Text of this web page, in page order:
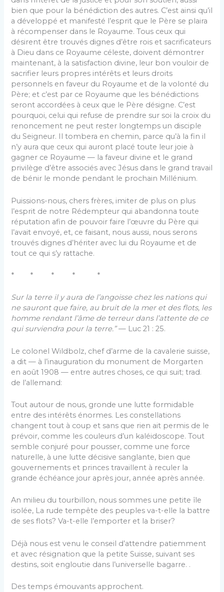
bien que pour la bénédiction des autres. C’est ainsi qu’il
a développé et manifesté l’esprit que le Père se plaira
à récompenser dans le Royaume. Tous ceux qui
désirent être trouvés dignes d’être rois et sacrificateurs
à Dieu dans ce Royaume céleste, doivent démontrer
maintenant, à la satisfaction divine, leur bon vouloir de
sacrifier leurs propres intérêts et leurs droits
personnels en faveur du Royaume et de la volonté du
Père; et c’est par ce Royaume que les bénédictions
seront accordées à ceux que le Père désigne. C’est
pourquoi, celui qui refuse de prendre sur soi la croix du
renoncement ne peut rester longtemps un disciple
du Seigneur. Il tombera en chemin, parce qu’à la fin il
n’y aura que ceux qui auront placé toute leur joie à
gagner ce Royaume — la faveur divine et le grand
privilège d’être associés avec Jésus dans le grand travail
de bénir le monde pendant le prochain Millénium.
Puissions-nous, chers frères, imiter de plus on plus
l’esprit de notre Rédempteur qui abandonna toute
réputation afin de pouvoir faire l’œuvre du Père qui
l’avait envoyé, et, ce faisant, nous aussi, nous serons
trouvés dignes d’hériter avec lui du Royaume et de
tout ce qui s’y rattache.
* * * * *
Sur la terre il y aura de l’angoisse chez les nations qui
ne sauront que faire, au bruit de la mer et des flots, les
hom­me rendant l’âme de terreur dans l’attente de ce
qui sur­viendra pour la terre.”— Luc 21 : 25.
Le colonel Wildbolz, chef d’arme de la cavalerie suisse,
a dit — à l’inauguration du monument de Morgarten
en août 1908 — entre autres choses, ce qui suit; trad.
de l’allemand:
Tout autour de nous, gronde une lutte formidable
entre des intérêts énormes. Les constellations
changent tout à coup et sans que rien ait permis de le
prévoir, comme les couleurs d’un kaléidoscope. Tout
semble conjuré pour pous­ser, comme une force
naturelle, à une lutte décisive sanglante, bien que
gouvernements et princes travaillent à reculer la
grande échéance jour après jour, année après année.
An milieu du tourbillon, nous sommes une petite île
isolée, La rude tempête des peuples va-t-elle la battre
de ses flots? Va-t-elle l’emporter et la briser?
Déjà nous est venu le conseil d’attendre patiemment
et avec résignation que la petite Suisse, suivant ses
destins, soit en­gloutie dans l’universelle bagarre. .
Des temps émouvants approchent.